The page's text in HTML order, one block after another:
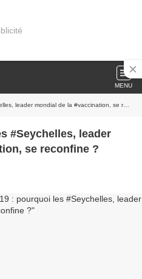
MENU
mondial de la #vaccination, se reconfine ?
#Seychelles, leader
se reconfine ?